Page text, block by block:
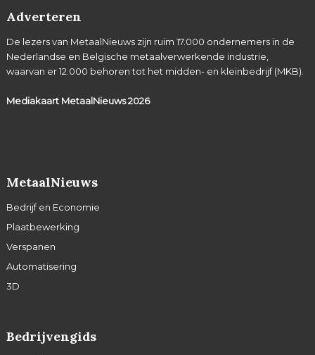
Adverteren
De lezers van MetaalNieuws zijn ruim 17.000 ondernemers in de
Nederlandse en Belgische metaalverwerkende industrie,
waarvan er 12.000 behoren tot het midden- en kleinbedrijf (MKB).
Mediakaart MetaalNieuws2026
MetaalNieuws
Bedrijf en Economie
Plaatbewerking
Verspanen
Automatisering
3D
Bedrijvengids